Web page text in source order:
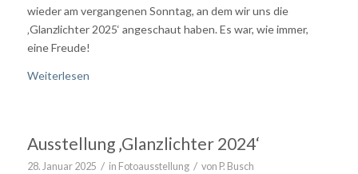
wieder am vergangenen Sonntag, an dem wir uns die
‚Glanzlichter 2025‘ angeschaut haben. Es war, wie immer,
eine Freude!
Weiterlesen
Ausstellung ‚Glanzlichter 2024‘
28. Januar 2025 / in Fotoausstellung / von P. Busch